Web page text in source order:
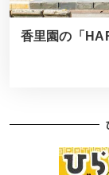
香里園の「